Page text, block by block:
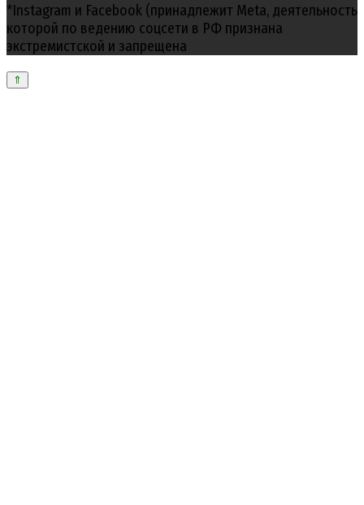
*Instagram и Facebook (принадлежит Meta, деятельность
которой по ведению соцсети в РФ признана
экстремистской и запрещена